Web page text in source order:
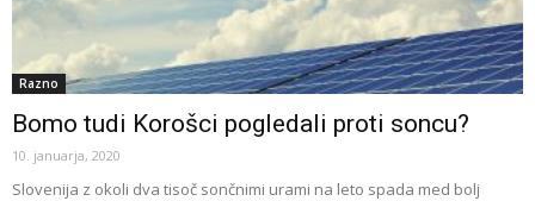
Razno
Bomo tudi Korošci pogledali proti soncu?
10. januarja, 2020
Slovenija z okoli dva tisoč sončnimi urami na leto spada med bolj